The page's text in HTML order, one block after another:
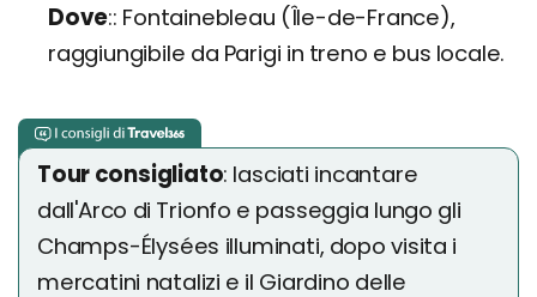
Dove : Fontainebleau (Île-de-France),
raggiungibile da Parigi in treno e bus locale.
Tour consigliato: lasciati incantare
dall'Arco di Trionfo e passeggia lungo gli
Champs-Élysées illuminati, dopo visita i
mercatini natalizi e il Giardino delle